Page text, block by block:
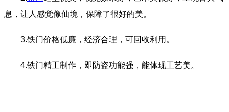
息，让人感觉像仙境，保障了很好的美。
3.铁门价格低廉，经济合理，可回收利用。
4.铁门精工制作，即防盗功能强，能体现工艺美。